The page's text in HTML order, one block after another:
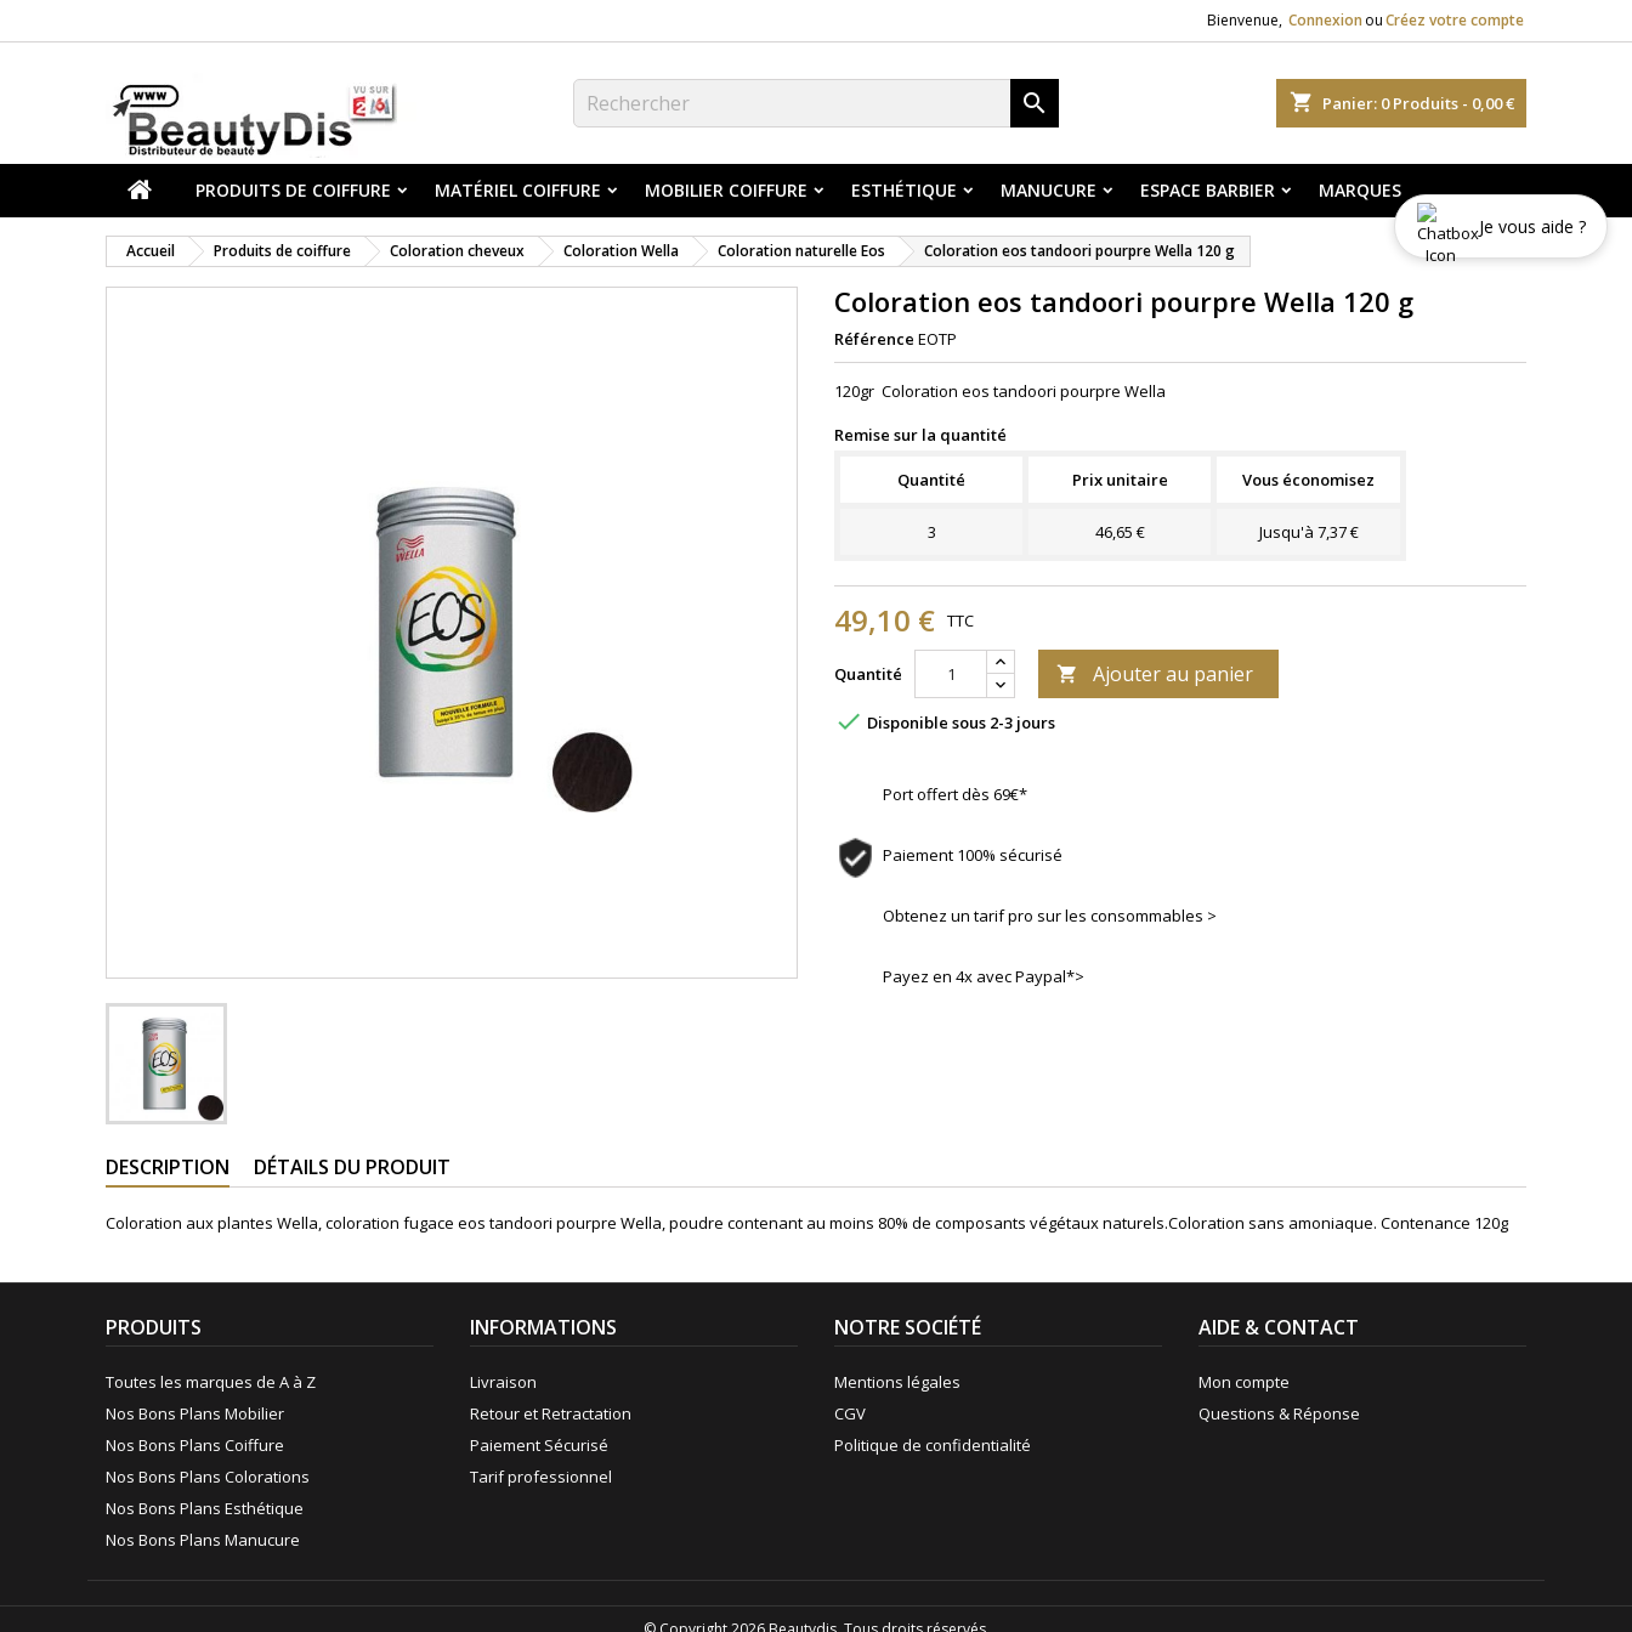
Bienvenue, Connexion ouCréez votre compte
shopping_cart Panier: 0Produits - 0,00 €

PRODUITS DE COIFFURE MATÉRIEL COIFFURE MOBILIER COIFFURE ESTHÉTIQUE MANUCURE ESPACE BARBIER MARQUES
Accueil Produits de coiffure Coloration cheveux Coloration Wella Coloration naturelle Eos Coloration eos tandoori pourpre Wella 120 g
Coloration eos tandoori pourpre Wella 120 g
Référence EOTP
120gr Coloration eos tandoori pourpre Wella
Remise sur la quantité
Quantité Prix unitaire Vous économisez
3 46,65 € Jusqu'à 7,37 €
49,10 € TTC
Quantité  Ajouter au panier
 Disponible sous 2-3 jours
Port offert dès 69€*
Paiement 100% sécurisé
Obtenez un tarif pro sur les consommables >
Payez en 4x avec Paypal*>
DESCRIPTION DÉTAILS DU PRODUIT
Coloration aux plantes Wella, coloration fugace eos tandoori pourpre Wella, poudre contenant au moins 80% de composants végétaux naturels.Coloration sans amoniaque. Contenance 120g
PRODUITS
Toutes les marques de A à Z
Nos Bons Plans Mobilier
Nos Bons Plans Coiffure
Nos Bons Plans Colorations
Nos Bons Plans Esthétique
Nos Bons Plans Manucure
INFORMATIONS
Livraison
Retour et Retractation
Paiement Sécurisé
Tarif professionnel
NOTRE SOCIÉTÉ
Mentions légales
CGV
Politique de confidentialité
AIDE & CONTACT
Mon compte
Questions & Réponse
Je vous aide ?